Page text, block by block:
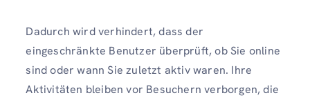
Dadurch wird verhindert, dass der
eingeschränkte Benutzer überprüft, ob Sie online
sind oder wann Sie zuletzt aktiv waren. Ihre
Aktivitäten bleiben vor Besuchern verborgen, die